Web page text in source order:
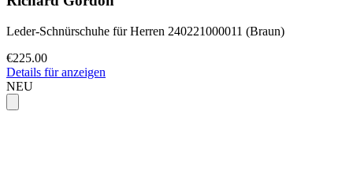
Leder-Schnürschuhe für Herren 240221000011 (Braun)
€225.00
Details für anzeigen
NEU